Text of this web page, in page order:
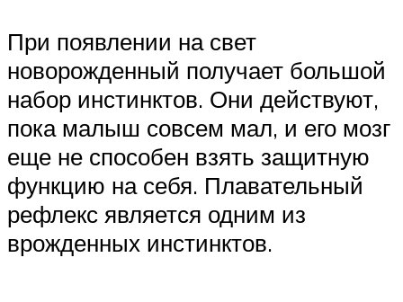
При появлении на свет
новорожденный получает большой
набор инстинктов. Они действуют,
пока малыш совсем мал, и его мозг
еще не способен взять защитную
функцию на себя. Плавательный
рефлекс является одним из
врожденных инстинктов.